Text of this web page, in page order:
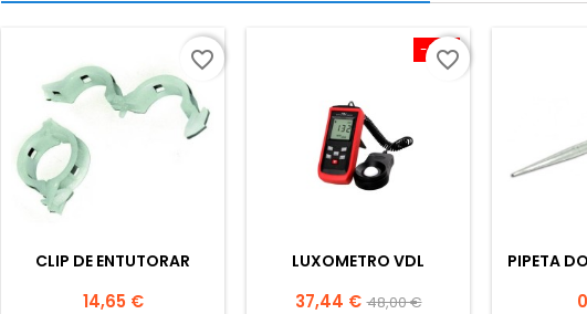
CLIP DE ENTUTORAR
Precio
14,65 €
favorite_border -22%
LUXOMETRO VDL
Precio
37,44 € Precio
48,00 €
favorite_border
PIPETA